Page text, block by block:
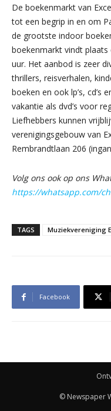
De boekenmarkt van
tot een begrip in en om
de grootste indoor
boekenmarkt vindt
uur. Het aanbod is zeer
thrillers, reisverhalen,
boeken en ook lp’s, cd’s
vakantie als dvd’s voor
Liefhebbers kunnen
verenigingsgebouw van
Rembrandtlaan 206
Volg ons ook op ons
https://whatsapp.com/
TAGS Muziekvereniging
Facebook
© Newspaper